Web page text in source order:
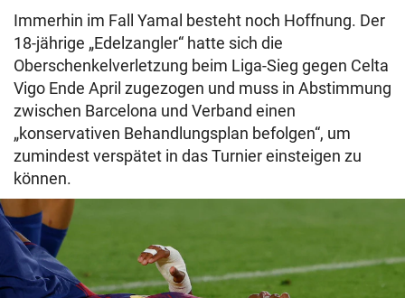
Immerhin im Fall Yamal besteht noch Hoffnung. Der
18-jährige „Edelzangler“ hatte sich die
Oberschenkelverletzung beim Liga-Sieg gegen Celta
Vigo Ende April zugezogen und muss in Abstimmung
zwischen Barcelona und Verband einen
„konservativen Behandlungsplan befolgen“, um
zumindest verspätet in das Turnier einsteigen zu
können.